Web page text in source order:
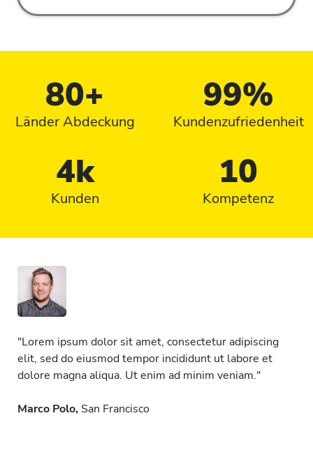
80+
Länder Abdeckung
99%
Kundenzufriedenheit
4k
Kunden
10
Kompetenz
"Lorem ipsum dolor sit amet, consectetur adipiscing
elit, sed do eiusmod tempor incididunt ut labore et
dolore magna aliqua. Ut enim ad minim veniam."
Marco Polo, San Francisco